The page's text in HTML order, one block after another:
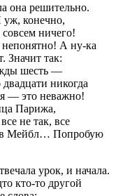
она решительно.
конечно,
ничего!
непонятно! А ну-ка
Значит так:
шесть —
никогда
— это неважно!
Парижа,
не так, все
в Мейбл… Попробую
урок, и начала.
кто-то другой